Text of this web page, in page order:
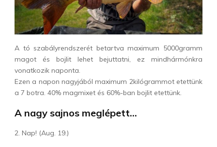
A tó szabályrendszerét betartva maximum 5000gramm
magot és bojlit lehet bejuttatni, ez mindhármónkra
vonatkozik naponta.
Ezen a napon nagyjából maximum 2kilógrammot etettünk
a 7 botra. 40% magmixet és 60%-ban bojlit etettünk.
A nagy sajnos meglépett…
2. Nap! (Aug. 19.)